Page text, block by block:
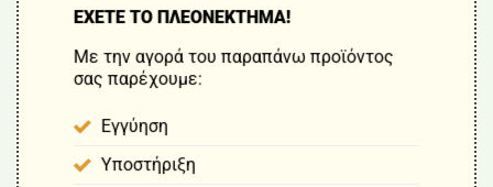
ΕΧΕΤΕ ΤΟ ΠΛΕΟΝΕΚΤΗΜΑ!
Με την αγορά του παραπάνω προϊόντος
σας παρέχουμε:
Εγγύηση
Υποστήριξη